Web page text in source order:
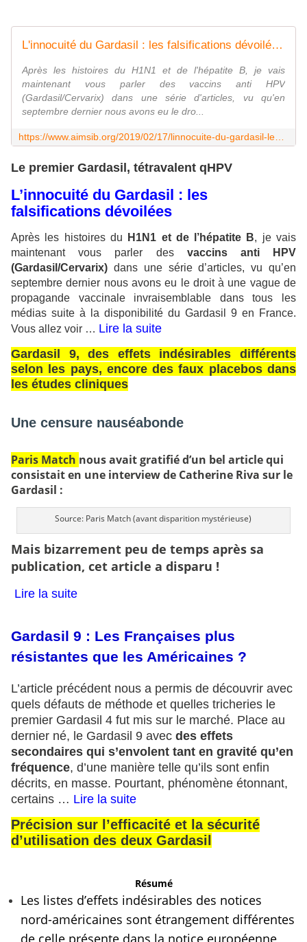
L'innocuité du Gardasil : les falsifications dévoilées - AIMSIB
Après les histoires du H1N1 et de l'hépatite B, je vais
maintenant vous parler des vaccins anti HPV
(Gardasil/Cervarix) dans une série d'articles, vu qu'en
septembre dernier nous avons eu le dro...
Le premier Gardasil, tétravalent qHPV
L’innocuité du Gardasil : les
falsifications dévoilées
Après les histoires du H1N1 et de l’hépatite B, je vais
maintenant vous parler desvaccins anti HPV
(Gardasil/Cervarix) dans une série d’articles, vu qu’en
septembre dernier nous avons eu le droit à une vague de
propagande vaccinale invraisemblable dans tous les
médias suite à la disponibilité du Gardasil 9 en France.
Vous allez voir … Lire la suite
Gardasil 9, des effets indésirables différents
selon les pays, encore des faux placebos dans
les études cliniques
Une censure nauséabonde
Paris Match nous avait gratifié d’un bel article qui
consistait en une interview de Catherine Riva sur le
Gardasil :
Source: Paris Match (avant disparition mystérieuse)
Mais bizarrement peu de temps après sa
publication, cet article a disparu !
Lire la suite
Gardasil 9 : Les Françaises plus
résistantes que les Américaines ?
L’article précédent nous a permis de découvrir avec
quels défauts de méthode et quelles tricheries le
premier Gardasil 4 fut mis sur le marché. Place au
dernier né, le Gardasil 9 avec des effets
secondaires qui s’envolent tant en gravité qu’en
fréquence, d’une manière telle qu’ils sont enfin
décrits, en masse. Pourtant, phénomène étonnant,
certains … Lire la suite
Précision sur l’efficacité et la sécurité
d’utilisation des deux Gardasil
Résumé
Les listes d’effets indésirables des notices
nord-américaines sont étrangement différentes
de celle présente dans la notice européenne